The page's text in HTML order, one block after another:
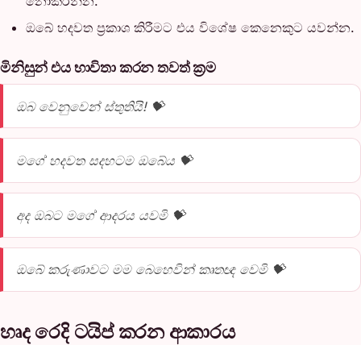
ඔබේ හදවත ප්‍රකාශ කිරීමට එය විශේෂ කෙනෙකුට යවන්න.
මිනිසුන් එය භාවිතා කරන තවත් ක්‍රම
ඔබ වෙනුවෙන් ස්තුතියි! 💝
මගේ හදවත සදහටම ඔබේය 💝
අද ඔබට මගේ ආදරය යවමි 💝
ඔබේ කරුණාවට මම බෙහෙවින් කෘතඥ වෙමි 💝
හෘද රෙදි ටයිප් කරන ආකාරය